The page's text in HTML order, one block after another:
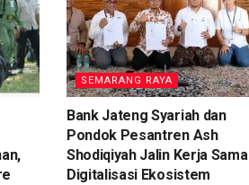
SEMARANG RAYA
Bank Jateng Syariah dan
Pondok Pesantren Ash
Shodiqiyah Jalin Kerja Sama
Digitalisasi Ekosistem